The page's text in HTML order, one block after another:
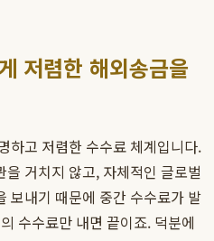
저렴한 해외송금을
하고 저렴한 수수료 체계입니다.
거치지 않고, 자체적인 글로벌
보내기 때문에 중간 수수료가 발
수수료만 내면 끝이죠. 덕분에